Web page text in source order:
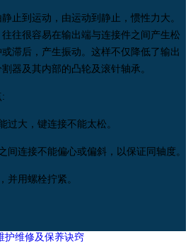
止到运动，由运动到静止，惯性力大。
往很容易在输出端与连接件之间产生松
滞后，产生振动。这样不仅降低了输出
器及其内部的凸轮及滚针轴承。
过大，键连接不能太松。
间连接不能偏心或偏斜，以保证同轴度。
并用螺栓拧紧。
护维修及保养诀窍